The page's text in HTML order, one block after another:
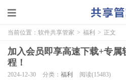
当前位置： 软件共享管家 > 福利 > 正文
加入会员即享高速下载+专属
程！
2024-12-30 分类： 福利 阅读(15483)